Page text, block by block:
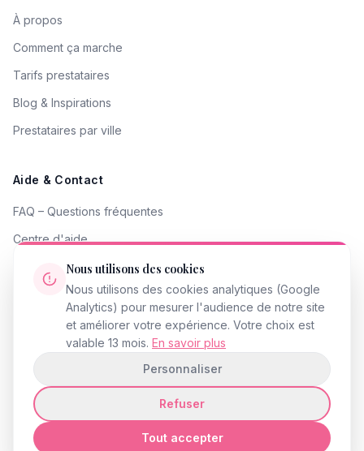
À propos
Comment ça marche
Tarifs prestataires
Blog & Inspirations
Prestataires par ville
Aide & Contact
FAQ – Questions fréquentes
Centre d'aide
Contacter le support
Signaler un problème
Devenir partenaire
© 2026 InstantMariage.fr · Tous droits réservés
Mentions légalesPolitique de confidentialitéCGUAccessibilité
Gestion des cookies
Nous utilisons des cookies
Nous utilisons des cookies analytiques (Google
Analytics) pour mesurer l'audience de notre site
et améliorer votre expérience. Votre choix est
valable 13 mois. En savoir plus
Personnaliser
Refuser
Tout accepter